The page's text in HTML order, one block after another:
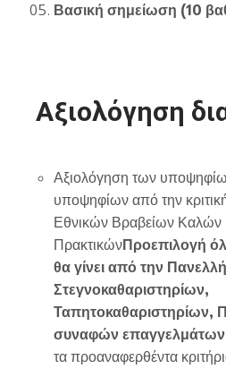
Βασική σημείωση (10
Αξιολόγηση
Αξιολόγηση των
υποψηφίων από την
Εθνικών Βραβείων Καλών
ΠρακτικώνΠροεπιλογή
θα γίνει από την
Στεγνοκαθαριστηρίων,
Ταπητοκαθαριστηρίων,
συναφών
τα προαναφερθέντα